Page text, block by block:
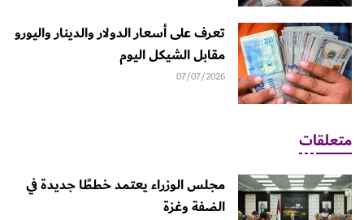
تعرف على أسعار الدولار والدينار واليورو
مقابل الشيكل اليوم
07/07/2026
متعلقات
مجلس الوزراء يعتمد خططًا جديدة في
الضفة وغزة